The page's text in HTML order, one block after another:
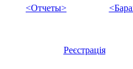
<Отчеты>
Реєстрація